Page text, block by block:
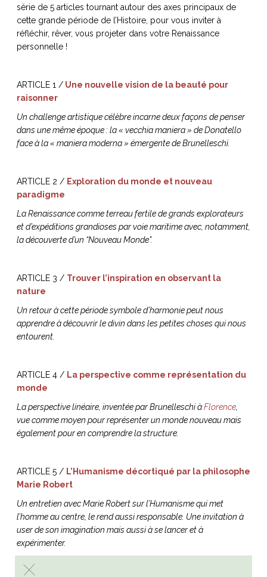
Virtuosa Venezia
série de 5 articles tournant autour des axes principaux de
cette grande période de l’Histoire, pour vous inviter à
réfléchir, rêver, vous projeter dans votre Renaissance
personnelle !
ARTICLE 1 /Une nouvelle vision de la beauté pour
raisonner
Un challenge artistique célèbre incarne deux façons de penser
dans une même époque : la « vecchia maniera » de Donatello
face à la « maniera moderna » émergente de Brunelleschi.
ARTICLE 2 / Exploration du monde et nouveau
paradigme
La Renaissance comme terreau fertile de grands explorateurs
et d’expéditions grandioses par voie maritime avec, notamment,
la découverte d’un “Nouveau Monde”.
ARTICLE 3 / Trouver l’inspiration en observant la
nature
Un retour à cette période symbole d’harmonie peut nous
apprendre à découvrir le divin dans les petites choses qui nous
entourent.
ARTICLE 4 / La perspective comme représentation du
monde
La perspective linéaire, inventée par Brunelleschi àFlorence,
vue comme moyen pour représenter un monde nouveau mais
également pour en comprendre la structure.
ARTICLE 5 / L’Humanisme décortiqué par la philosophe
Marie Robert
Un entretien avec Marie Robertsur l’Humanisme qui met
l’homme au centre, le rend aussi responsable. Une invitation à
user de son imagination mais aussi à se lancer et à
expérimenter.